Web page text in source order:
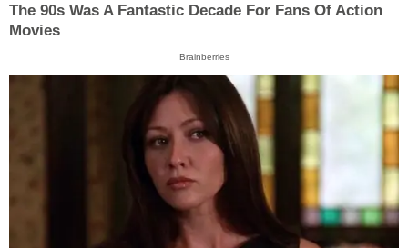
The 90s Was A Fantastic Decade For Fans Of Action
Movies
Brainberries